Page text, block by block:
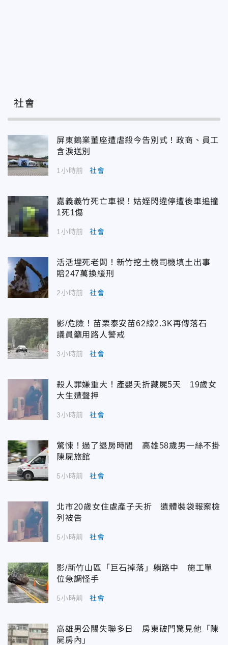
社會
屏東鎢業董座遭虐殺今告別式！政商、員工
含淚送別
1小時前 社會
嘉義義竹死亡車禍！姑姪閃違停遭後車追撞
1死1傷
1小時前 社會
活活埋死老闆！新竹挖土機司機填土出事
賠247萬換緩刑
2小時前 社會
影/危險！苗栗泰安苗62線2.3K再傳落石
議員籲用路人警戒
3小時前 社會
殺人罪嫌重大！產嬰夭折藏屍5天 19歲女
大生遭聲押
3小時前 社會
驚悚！過了退房時間 高雄58歲男一絲不掛
陳屍旅館
5小時前 社會
北市20歲女住處產子夭折 遺體裝袋報案檢
列被告
5小時前 社會
影/新竹山區「巨石掉落」躺路中 施工單
位急調怪手
5小時前 社會
高雄男公關失聯多日 房東破門驚見他「陳
屍房內」